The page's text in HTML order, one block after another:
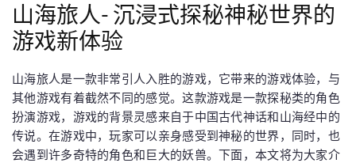
山海旅人- 沉浸式探秘神秘世界的
游戏新体验
山海旅人是一款非常引人入胜的游戏，它带来的游戏体验，与
其他游戏有着截然不同的感觉。这款游戏是一款探秘类的角色
扮演游戏，游戏的背景灵感来自于中国古代神话和山海经中的
传说。在游戏中，玩家可以亲身感受到神秘的世界，同时，也
会遇到许多奇特的角色和巨大的妖兽。下面，本文将为大家介